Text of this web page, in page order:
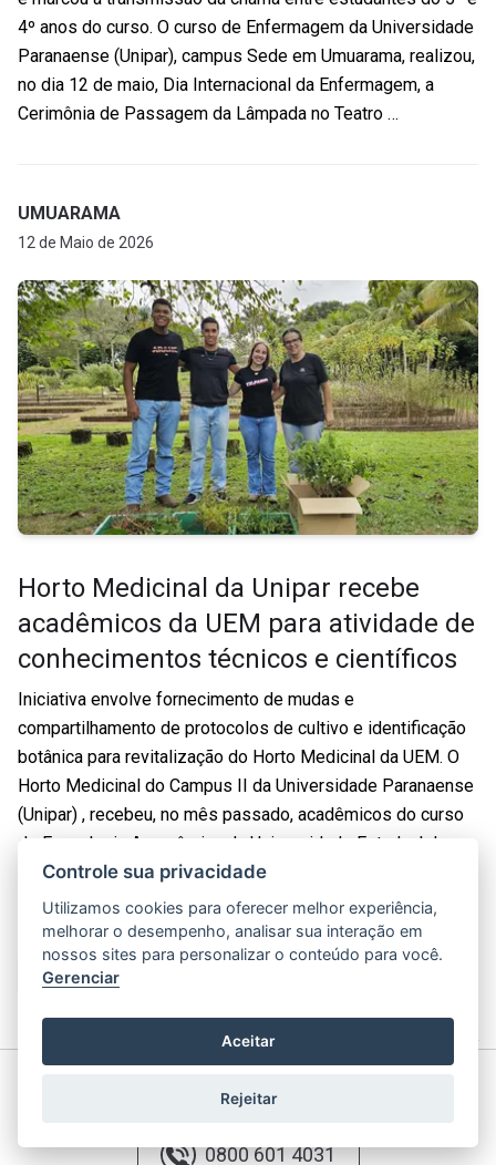
4º anos do curso. O curso de Enfermagem da Universidade
Paranaense (Unipar), campus Sede em Umuarama, realizou,
no dia 12 de maio, Dia Internacional da Enfermagem, a
Cerimônia de Passagem da Lâmpada no Teatro …
UMUARAMA
12 de Maio de 2026
Horto Medicinal da Unipar recebe
acadêmicos da UEM para atividade de
conhecimentos técnicos e científicos
Iniciativa envolve fornecimento de mudas e
compartilhamento de protocolos de cultivo e identificação
botânica para revitalização do Horto Medicinal da UEM. O
Horto Medicinal do Campus II da Universidade Paranaense
(Unipar) , recebeu, no mês passado, acadêmicos do curso
de Engenharia Agronômica da Universidade Estadual de
Maringá (UEM), campus em Umuarama, …
Anterior
1 Página 1 66
Atendimento ao Estudante
0800 601 4031
Controle sua privacidade
Utilizamos cookies para oferecer melhor experiência,
melhorar o desempenho, analisar sua interação em
nossos sites para personalizar o conteúdo para você.
Gerenciar
Aceitar
Rejeitar